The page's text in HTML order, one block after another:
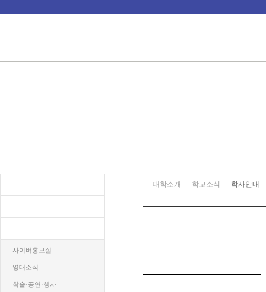
사이버홍보실
영대소식
학술·공연·행사
대학소개 학교소식 학사안내